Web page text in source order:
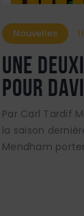
Nouvelles
Une
pour
Par Carl Tardif
la saison
Mendham